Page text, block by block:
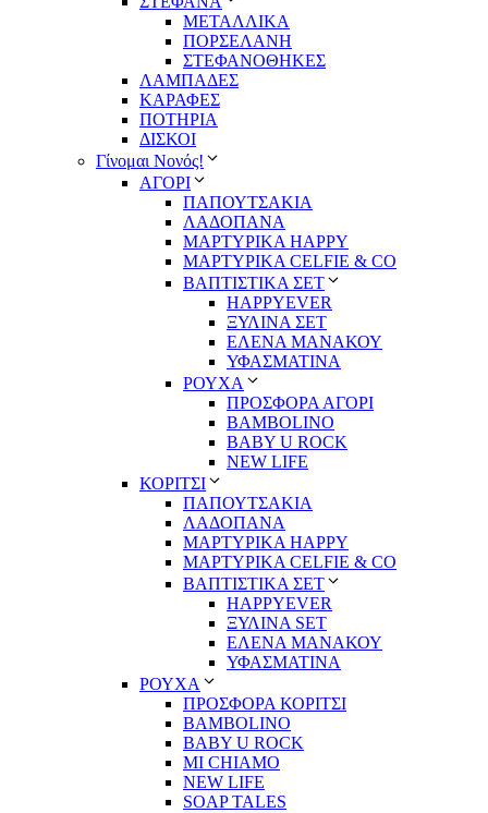
ΜΕΤΑΛΛΙΚΑ
ΠΟΡΣΕΛΑΝΗ
ΣΤΕΦΑΝΟΘΗΚΕΣ
ΛΑΜΠΑΔΕΣ
ΚΑΡΑΦΕΣ
ΠΟΤΗΡΙΑ
ΔΙΣΚΟΙ
Γίνομαι Νονός!
ΑΓΟΡΙ
ΠΑΠΟΥΤΣΑΚΙΑ
ΛΑΔΟΠΑΝΑ
ΜΑΡΤΥΡΙΚΑ HAPPY
ΜΑΡΤΥΡΙΚΑ CELFIE & CO
ΒΑΠΤΙΣΤΙΚΑ ΣΕΤ
HAPPYEVER
ΞΥΛΙΝΑ ΣΕΤ
ΕΛΕΝΑ ΜΑΝΑΚΟΥ
ΥΦΑΣΜΑΤΙΝΑ
ΡΟΥΧΑ
ΠΡΟΣΦΟΡΑ ΑΓΟΡΙ
BAMBOLINO
BABY U ROCK
NEW LIFE
ΚΟΡΙΤΣΙ
ΠΑΠΟΥΤΣΑΚΙΑ
ΛΑΔΟΠΑΝΑ
ΜΑΡΤΥΡΙΚΑ HAPPY
ΜΑΡΤΥΡΙΚΑ CELFIE & CO
ΒΑΠΤΙΣΤΙΚΑ ΣΕΤ
HAPPYEVER
ΞΥΛΙΝΑ SET
ΕΛΕΝΑ ΜΑΝΑΚΟΥ
ΥΦΑΣΜΑΤΙΝΑ
ΡΟΥΧΑ
ΠΡΟΣΦΟΡΑ ΚΟΡΙΤΣΙ
BAMBOLINO
BABY U ROCK
MI CHIAMO
NEW LIFE
SOAP TALES